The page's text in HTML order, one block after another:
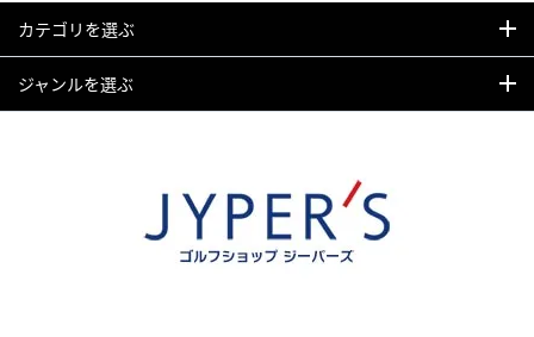
カテゴリを選ぶ
ジャンルを選ぶ